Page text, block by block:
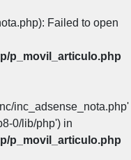
Failed to open
p_movil_articulo.php
inc_adsense_nota.php'
0/lib/php') in
p_movil_articulo.php